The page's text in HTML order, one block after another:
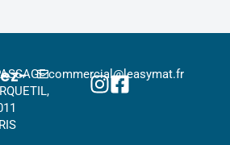
commercial@leasymat.fr